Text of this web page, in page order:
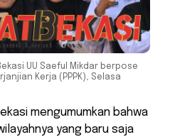
UU Saeful Mikdar berpose
Kerja (PPPK), Selasa
mengumumkan bahwa
yang baru saja